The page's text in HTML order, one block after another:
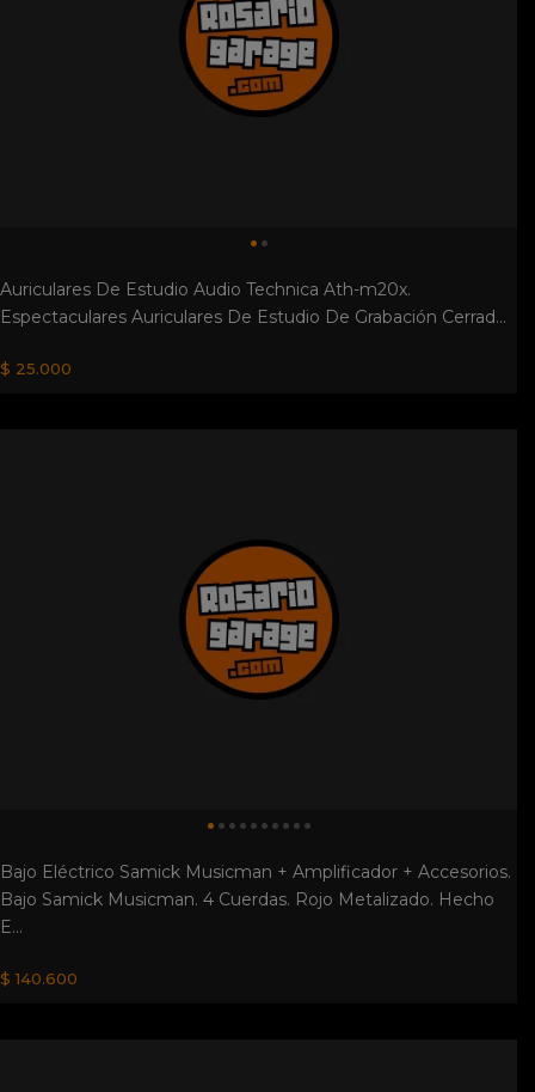
Auriculares De Estudio Audio Technica Ath-m20x.
Espectaculares Auriculares De Estudio De Grabación Cerrad...
$ 25.000
Bajo Eléctrico Samick Musicman + Amplificador + Accesorios.
Bajo Samick Musicman. 4 Cuerdas. Rojo Metalizado. Hecho
E...
$ 140.600